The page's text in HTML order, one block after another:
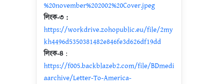
%20november%202002%20Cover.jpeg
লিংক-৩ :
https://workdrive.zohopublic.eu/file/2my
kh4496d5350381482e846fe3d626df19dd
লিংক-৪ :
https://f005.backblazeb2.com/file/BDmedi
aarchive/Letter-To-America-